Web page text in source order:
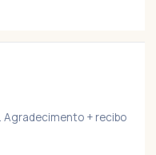
Agradecimento + recibo